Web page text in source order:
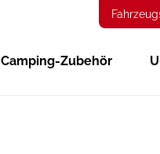
Camping-Zubehör